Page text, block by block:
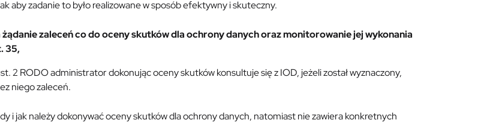
aby zadanie to było realizowane w sposób efektywny i skuteczny.
żądanie zaleceń co do oceny skutków dla ochrony danych oraz monitorowanie jej wykonania
35,
2 RODO administrator dokonując oceny skutków konsultuje się z IOD, jeżeli został wyznaczony,
niego zaleceń.
i jak należy dokonywać oceny skutków dla ochrony danych, natomiast nie zawiera konkretnych